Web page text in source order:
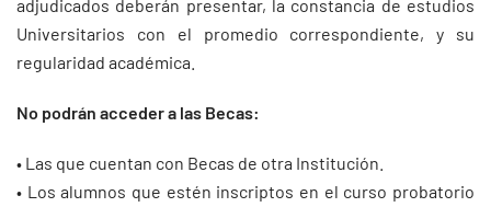
adjudicados deberán presentar, la constancia de estudios
Universitarios con el promedio correspondiente, y su
regularidad académica.
No podrán acceder a las Becas:
• Las que cuentan con Becas de otra Institución.
• Los alumnos que estén inscriptos en el curso probatorio